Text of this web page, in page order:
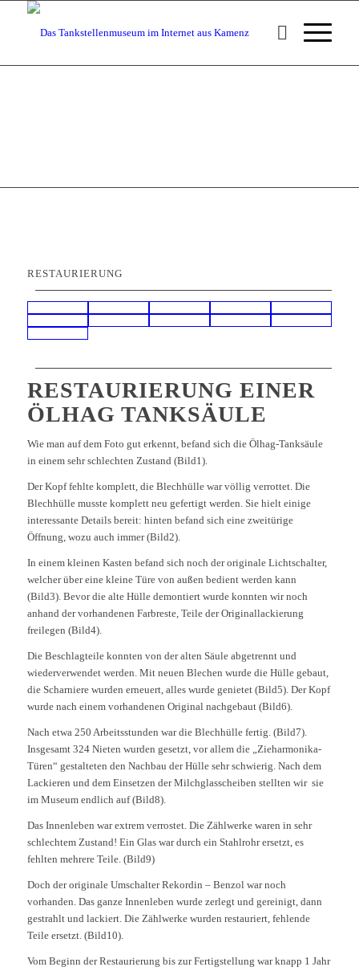
RESTAURIERUNG
RESTAURIERUNG EINER
ÖLHAG TANKSÄULE
Wie man auf dem Foto gut erkennt, befand sich die Ölhag-Tanksäule
in einem sehr schlechten Zustand (Bild1).
Der Kopf fehlte komplett, die Blechhülle war völlig verrottet. Die
Blechhülle musste komplett neu gefertigt werden. Sie hielt einige
interessante Details bereit: hinten befand sich eine zweitürige
Öffnung, wozu auch immer (Bild2).
In einem kleinen Kasten befand sich noch der originale Lichtschalter,
welcher über eine kleine Türe von außen bedient werden kann
(Bild3). Bevor die alte Hülle demontiert wurde konnten wir noch
anhand der vorhandenen Farbreste, Teile der Originallackierung
freilegen (Bild4).
Die Beschlagteile konnten von der alten Säule abgetrennt und
wiederverwendet werden. Mit neuen Blechen wurde die Hülle gebaut,
die Scharniere wurden erneuert, alles wurde genietet (Bild5). Der Kopf
wurde nach einem vorhandenen Original nachgebaut (Bild6).
Nach etwa 250 Arbeitsstunden war die Blechhülle fertig. (Bild7).
Insgesamt 324 Nieten wurden gesetzt, vor allem die „Zieharmonika-
Türen“ gestalteten den Nachbau der Hülle sehr schwierig. Nach dem
Lackieren und dem Einsetzen der Milchglasscheiben stellten wir sie
im Museum endlich auf (Bild8).
Das Innenleben war extrem verrostet. Die Zählwerke waren in sehr
schlechtem Zustand! Ein Glas war durch ein Stahlrohr ersetzt, es
fehlten mehrere Teile. (Bild9)
Doch der originale Umschalter Rekordin – Benzol war noch
vorhanden. Das ganze Innenleben wurde zerlegt und gereinigt, dann
gestrahlt und lackiert. Die Zählwerke wurden restauriert, fehlende
Teile ersetzt. (Bild10).
Vom Beginn der Restaurierung bis zur Fertigstellung war knapp 1 Jahr